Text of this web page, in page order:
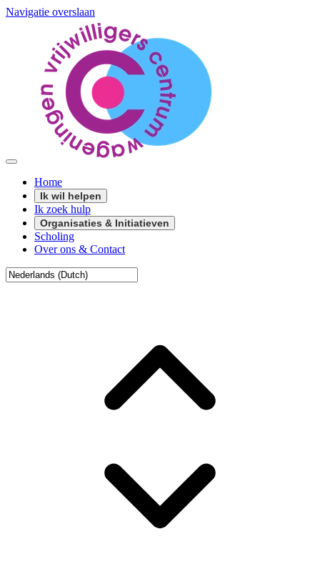
Navigatie overslaan
Home
Ik wil helpen
Ik zoek hulp
Organisaties & Initiatieven
Scholing
Over ons & Contact